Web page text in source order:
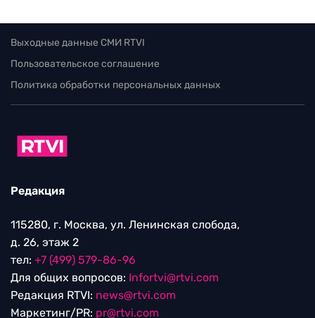
Выходные данные СМИ RTVI
Пользовательское соглашение
Политика обработки персональных данных
Редакция
115280, г. Москва, ул. Ленинская слобода,
д. 26, этаж 2
тел: +7 (499) 579-86-96
Для общих вопросов: Infortvi@rtvi.com
Редакция RTVI: news@rtvi.com
Маркетинг/PR: pr@rtvi.com